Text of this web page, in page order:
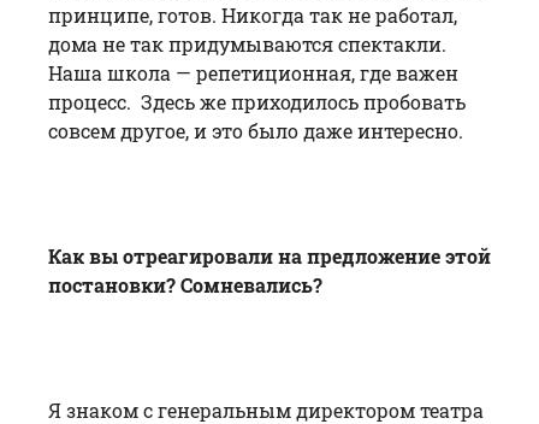
принципе, готов. Никогда так не работал,
дома не так придумываются спектакли.
Наша школа — репетиционная, где важен
процесс. Здесь же приходилось пробовать
совсем другое, и это было даже интересно.
Как вы отреагировали на предложение этой
постановки? Сомневались?
Я знаком с генеральным директором театра